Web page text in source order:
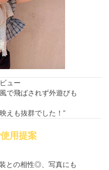
ュー
で飛ばされず外遊びも
えも抜群でした！”
用提案
との相性◎、写真にも